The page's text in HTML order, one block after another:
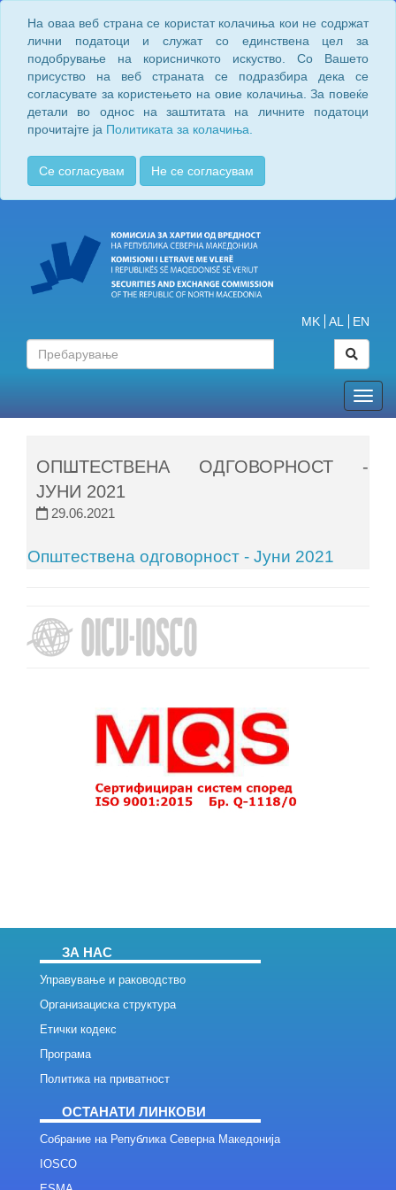
На оваа веб страна се користат колачиња кои не содржат
лични податоци и служат со единствена цел за
подобрување на корисничкото искуство. Со Вашето
присуство на веб страната се подразбира дека се
согласувате за користењето на овие колачиња. За повеќе
детали во однос на заштитата на личните податоци
прочитајте ја Политиката за колачиња.
Се согласувам Не се согласувам
MK AL EN
ОПШТЕСТВЕНА ОДГОВОРНОСТ -
ЈУНИ 2021
29.06.2021
Општествена одговорност - Јуни 2021
ЗА НАС
Управување и раководство
Организациска структура
Етички кодекс
Програма
Политика на приватност
ОСТАНАТИ ЛИНКОВИ
Собрание на Република Северна Македонија
IOSCO